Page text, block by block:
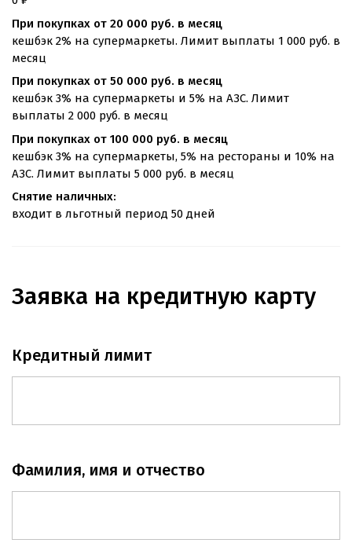
При покупках от 20 000 руб. в месяц
кешбэк 2% на супермаркеты. Лимит выплаты 1 000 руб. в
месяц
При покупках от 50 000 руб. в месяц
кешбэк 3% на супермаркеты и 5% на АЗС. Лимит
выплаты 2 000 руб. в месяц
При покупках от 100 000 руб. в месяц
кешбэк 3% на супермаркеты, 5% на рестораны и 10% на
АЗС. Лимит выплаты 5 000 руб. в месяц
Снятие наличных:
входит в льготный период 50 дней
Заявка на кредитную карту
Кредитный лимит
Фамилия, имя и отчество